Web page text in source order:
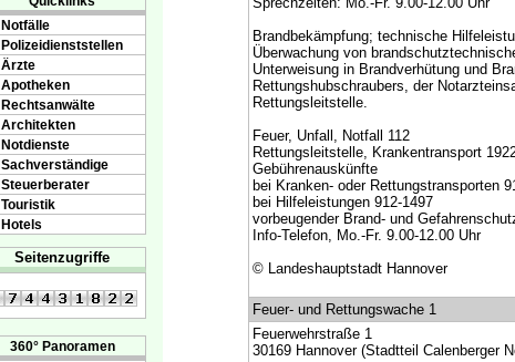
Notfälle
Polizeidienststellen
Ärzte
Apotheken
Rechtsanwälte
Architekten
Notdienste
Sachverständige
Steuerberater
Touristik
Hotels
Seitenzugriffe
360° Panoramen
Brandbekämpfung; technische
Überwachung von
Unterweisung in Brandverhütung und
Rettungshubschraubers, der
Rettungsleitstelle.
Feuer, Unfall, Notfall 112
Rettungsleitstelle, Krankentransport
Gebührenauskünfte
bei Kranken- oder Rettungstransporten
bei Hilfeleistungen 912-1497
vorbeugender Brand- und
Info-Telefon, Mo.-Fr. 9.00-12.00 Uhr
© Landeshauptstadt Hannover
Feuer- und Rettungswache 1
Feuerwehrstraße 1
30169 Hannover (Stadtteil Calenberger